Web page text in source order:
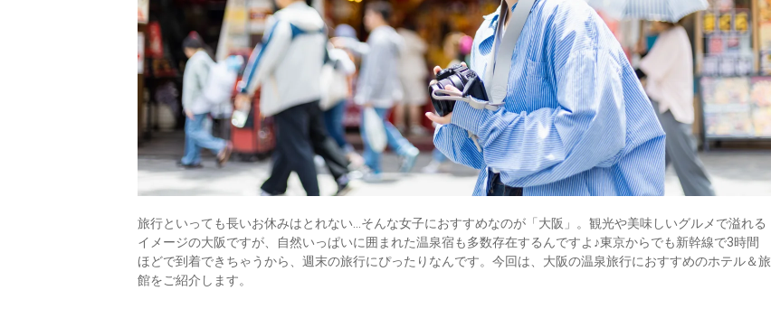
旅行といっても長いお休みはとれない…そんな女子におすすめなのが「大阪」。観光や美味しいグルメで溢れる
イメージの大阪ですが、自然いっぱいに囲まれた温泉宿も多数存在するんですよ♪東京からでも新幹線で3時間
ほどで到着できちゃうから、週末の旅行にぴったりなんです。今回は、大阪の温泉旅行におすすめのホテル＆旅
館をご紹介します。